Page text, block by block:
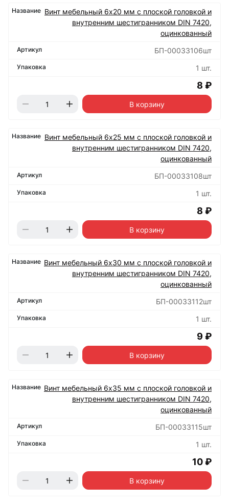
Винт мебельный 6х20 мм с плоской головкой и
внутренним шестигранником DIN 7420,
оцинкованный
БП-00033106шт
1 шт.
8 ₽
В корзину
Винт мебельный 6х25 мм с плоской головкой и
внутренним шестигранником DIN 7420,
оцинкованный
БП-00033108шт
1 шт.
8 ₽
В корзину
Винт мебельный 6х30 мм с плоской головкой и
внутренним шестигранником DIN 7420,
оцинкованный
БП-00033112шт
1 шт.
9 ₽
В корзину
Винт мебельный 6х35 мм с плоской головкой и
внутренним шестигранником DIN 7420,
оцинкованный
БП-00033115шт
1 шт.
10 ₽
В корзину